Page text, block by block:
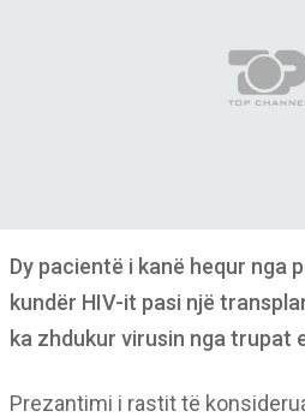
Dy pacientë i kanë hequr nga
kundër HIV-it pasi një
ka zhdukur virusin nga trupat
Prezantimi i rastit të